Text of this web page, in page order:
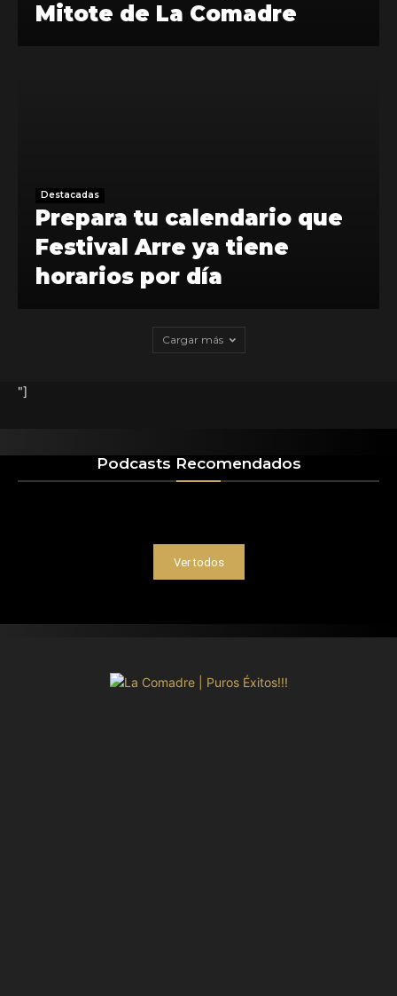
Mitote de La Comadre
Destacadas
Prepara tu calendario que
Festival Arre ya tiene
horarios por día
Cargar más
"]
Podcasts Recomendados
Ver todos